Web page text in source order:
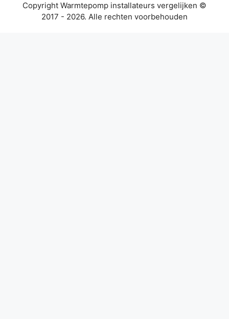
Copyright Warmtepomp installateurs vergelijken ©
2017 - 2026. Alle rechten voorbehouden